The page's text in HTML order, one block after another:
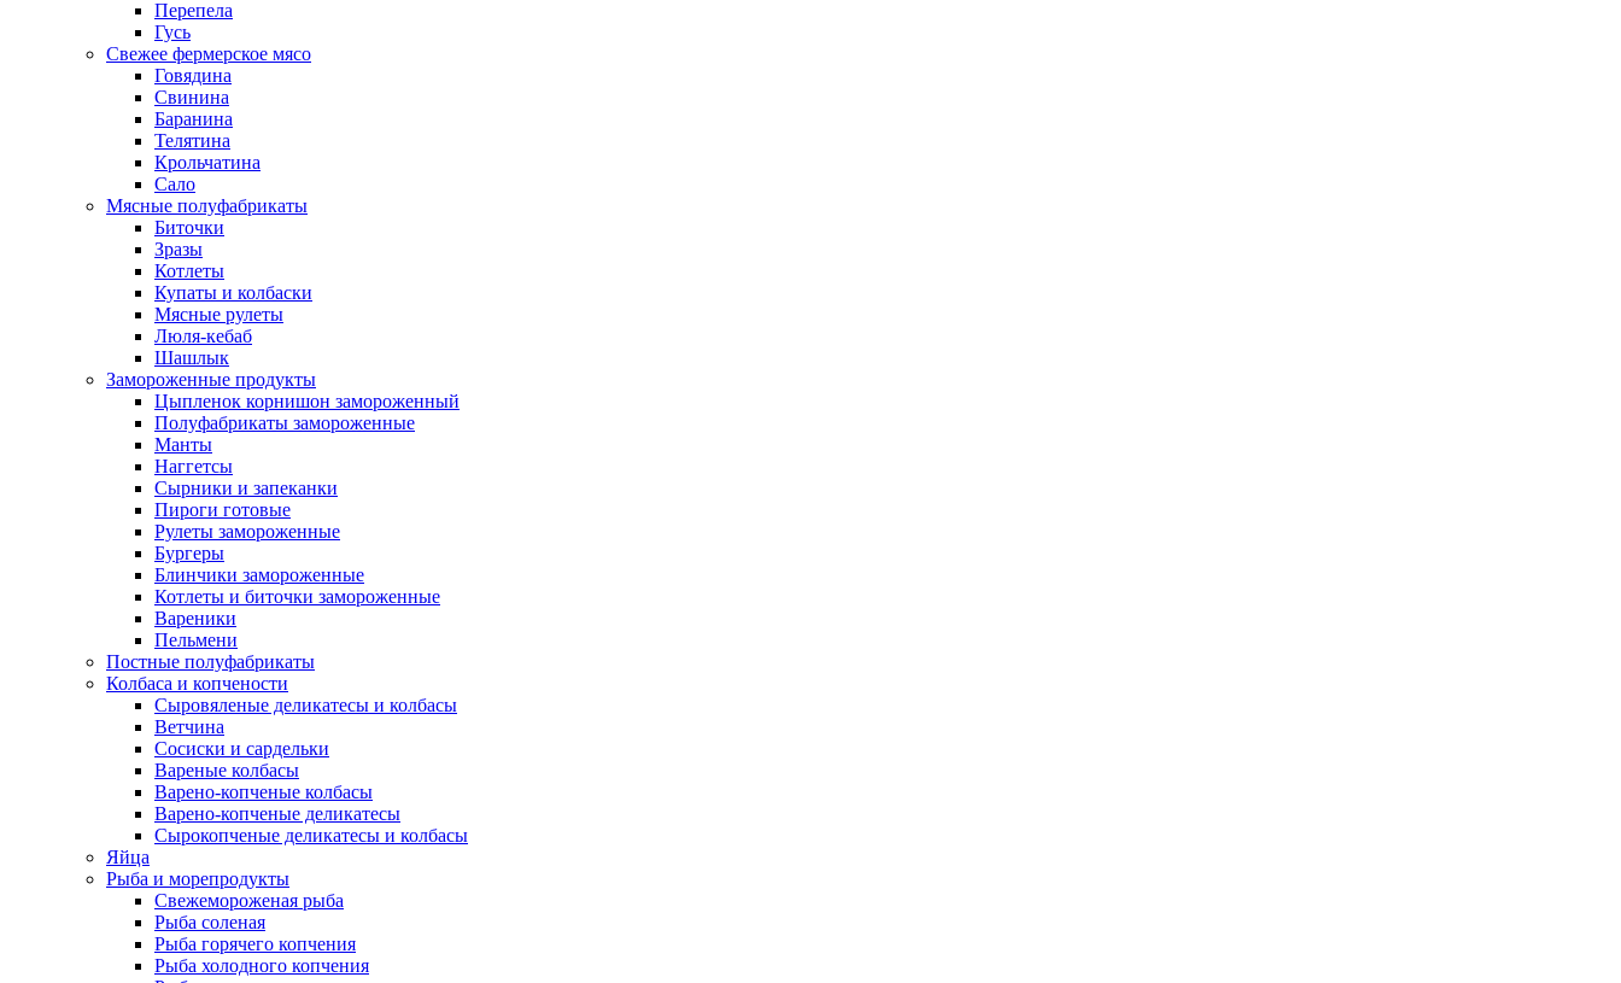
Перепела
Гусь
Свежее фермерское мясо
Говядина
Свинина
Баранина
Телятина
Крольчатина
Сало
Мясные полуфабрикаты
Биточки
Зразы
Котлеты
Купаты и колбаски
Мясные рулеты
Люля-кебаб
Шашлык
Замороженные продукты
Цыпленок корнишон замороженный
Полуфабрикаты замороженные
Манты
Наггетсы
Сырники и запеканки
Пироги готовые
Рулеты замороженные
Бургеры
Блинчики замороженные
Котлеты и биточки замороженные
Вареники
Пельмени
Постные полуфабрикаты
Колбаса и копчености
Сыровяленые деликатесы и колбасы
Ветчина
Сосиски и сардельки
Вареные колбасы
Варено-копченые колбасы
Варено-копченые деликатесы
Сырокопченые деликатесы и колбасы
Яйца
Рыба и морепродукты
Свежемороженая рыба
Рыба соленая
Рыба горячего копчения
Рыба холодного копчения